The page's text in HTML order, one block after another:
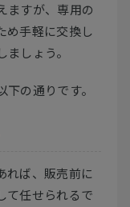
ますが、専用の
め手軽に交換し
しょう。
の通りです。
れば、販売前に
て任せられるで